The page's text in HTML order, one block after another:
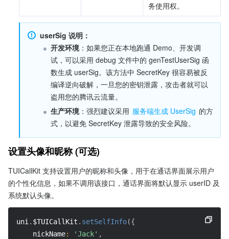
务使用权。
userSig 说明：
开发环境 ：如果您正在本地跑通 Demo、开发调
试，可以采用 debug 文件中的 genTestUserSig 函
数生成 userSig。该方法中 SecretKey 很容易被反
编译逆向破解，一旦您的密钥泄露，攻击者就可以
盗用您的腾讯云流量。
生产环境 ：强烈建议采用 服务端生成 UserSig 的方
式，以避免 SecretKey 泄露导致的安全风险。
设置头像和昵称 (可选)
TUICallKit 支持设置用户的昵称和头像，用于在通话界面展示用户
的个性化信息，如果不调用该接口，通话界面将默认显示 userID 及
系统默认头像。
uni. $TUICallKit . setSelfInfo({
nickName: 'Jack' ,